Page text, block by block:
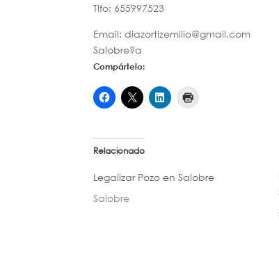
Tlfo: 655997523
Email: diazortizemilio@gmail.com
Salobre?a
Compártelo:
Relacionado
Legalizar Pozo en Salobre
Salobre